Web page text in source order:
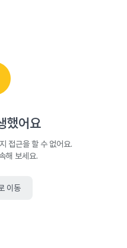
했어요
접근을 할 수 없어요.
해 보세요.
이동